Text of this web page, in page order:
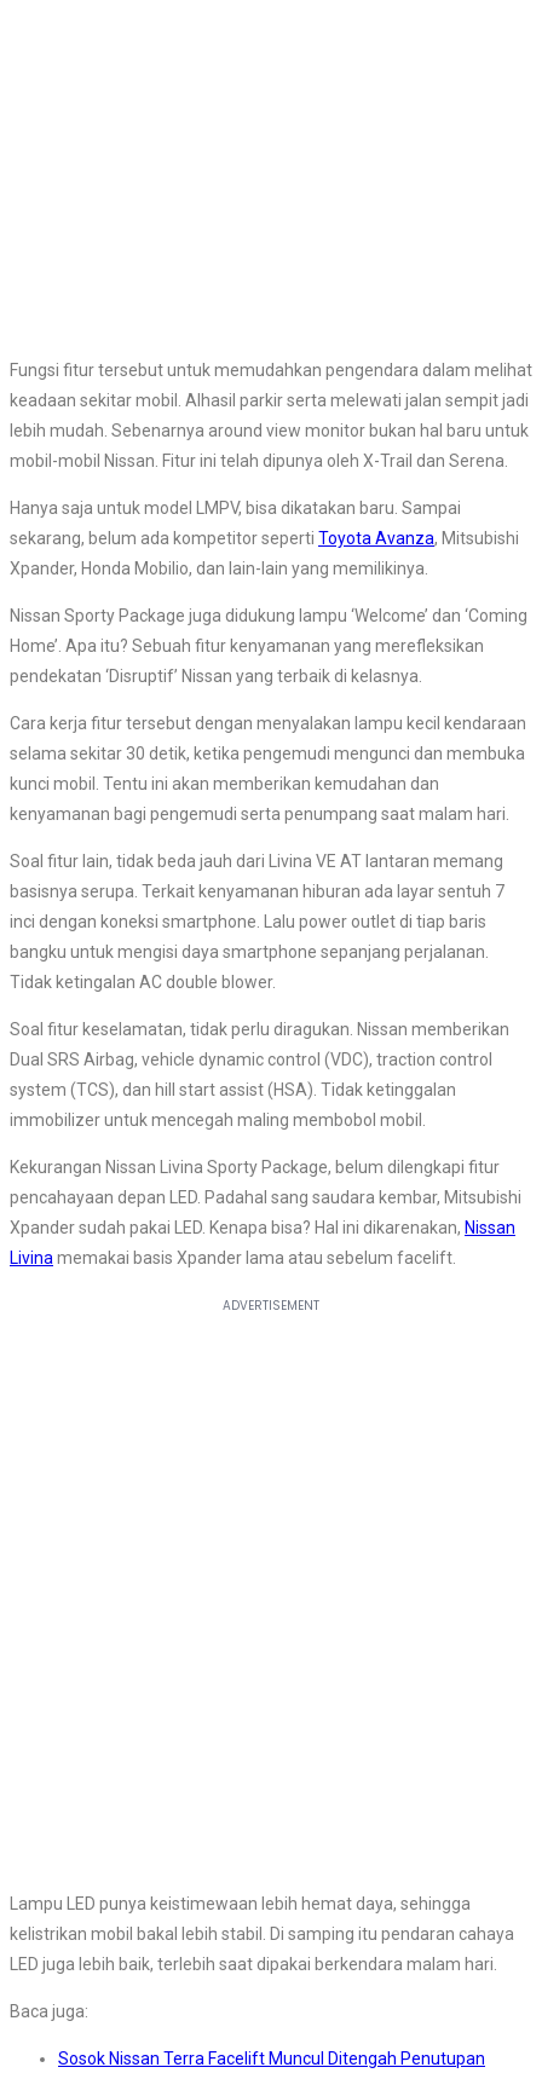
Fungsi fitur tersebut untuk memudahkan pengendara dalam melihat
keadaan sekitar mobil. Alhasil parkir serta melewati jalan sempit jadi
lebih mudah. Sebenarnya around view monitor bukan hal baru untuk
mobil-mobil Nissan. Fitur ini telah dipunya oleh X-Trail dan Serena.
Hanya saja untuk model LMPV, bisa dikatakan baru. Sampai
sekarang, belum ada kompetitor seperti Toyota Avanza, Mitsubishi
Xpander, Honda Mobilio, dan lain-lain yang memilikinya.
Nissan Sporty Package juga didukung lampu ‘Welcome’ dan ‘Coming
Home’. Apa itu? Sebuah fitur kenyamanan yang merefleksikan
pendekatan ‘Disruptif’ Nissan yang terbaik di kelasnya.
Cara kerja fitur tersebut dengan menyalakan lampu kecil kendaraan
selama sekitar 30 detik, ketika pengemudi mengunci dan membuka
kunci mobil. Tentu ini akan memberikan kemudahan dan
kenyamanan bagi pengemudi serta penumpang saat malam hari.
Soal fitur lain, tidak beda jauh dari Livina VE AT lantaran memang
basisnya serupa. Terkait kenyamanan hiburan ada layar sentuh 7
inci dengan koneksi smartphone. Lalu power outlet di tiap baris
bangku untuk mengisi daya smartphone sepanjang perjalanan.
Tidak ketingalan AC double blower.
Soal fitur keselamatan, tidak perlu diragukan. Nissan memberikan
Dual SRS Airbag, vehicle dynamic control (VDC), traction control
system (TCS), dan hill start assist (HSA). Tidak ketinggalan
immobilizer untuk mencegah maling membobol mobil.
Kekurangan Nissan Livina Sporty Package, belum dilengkapi fitur
pencahayaan depan LED. Padahal sang saudara kembar, Mitsubishi
Xpander sudah pakai LED. Kenapa bisa? Hal ini dikarenakan, Nissan
Livina memakai basis Xpander lama atau sebelum facelift.
Lampu LED punya keistimewaan lebih hemat daya, sehingga
kelistrikan mobil bakal lebih stabil. Di samping itu pendaran cahaya
LED juga lebih baik, terlebih saat dipakai berkendara malam hari.
Baca juga:
Sosok Nissan Terra Facelift Muncul Ditengah Penutupan